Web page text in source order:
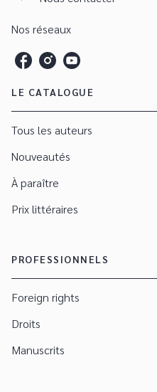
Nos réseaux
LE CATALOGUE
Tous les auteurs
Nouveautés
À paraître
Prix littéraires
PROFESSIONNELS
Foreign rights
Droits
Manuscrits